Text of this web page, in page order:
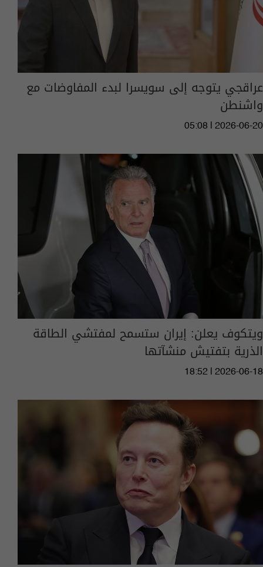
عراقجي يتوجه إلى سويسرا لبدء المفاوضات مع
واشنطن
05:08 | 2026-06-20
ويتكوف يعلن: إيران ستسمح لمفتشي الطاقة
الذرية بتفتيش منشآتها
18:52 | 2026-06-18